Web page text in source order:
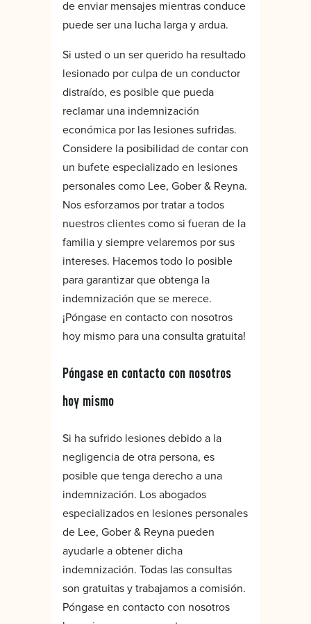
de enviar mensajes mientras conduce
puede ser una lucha larga y ardua.
Si usted o un ser querido ha resultado
lesionado por culpa de un conductor
distraído, es posible que pueda
reclamar una indemnización
económica por las lesiones sufridas.
Considere la posibilidad de contar con
un bufete especializado en lesiones
personales como Lee, Gober & Reyna.
Nos esforzamos por tratar a todos
nuestros clientes como si fueran de la
familia y siempre velaremos por sus
intereses. Hacemos todo lo posible
para garantizar que obtenga la
indemnización que se merece.
¡Póngase en contacto con nosotros
hoy mismo para una consulta gratuita!
Póngase en contacto con nosotros
hoy mismo
Si ha sufrido lesiones debido a la
negligencia de otra persona, es
posible que tenga derecho a una
indemnización. Los abogados
especializados en lesiones personales
de Lee, Gober & Reyna pueden
ayudarle a obtener dicha
indemnización. Todas las consultas
son gratuitas y trabajamos a comisión.
Póngase en contacto con nosotros